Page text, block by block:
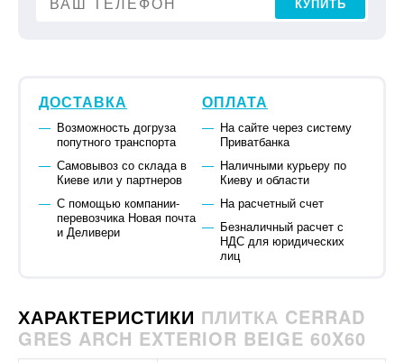
КУПИТЬ
ДОСТАВКА
Возможность догруза
попутного транспорта
Самовывоз со склада в
Киеве или у партнеров
С помощью компании-
перевозчика Новая почта
и Деливери
ОПЛАТА
На сайте через систему
Приватбанка
Наличными курьеру по
Киеву и области
На расчетный счет
Безналичный расчет с
НДС для юридических
лиц
ХАРАКТЕРИСТИКИ ПЛИТКА CERRAD
GRES ARCH EXTERIOR BEIGE 60X60